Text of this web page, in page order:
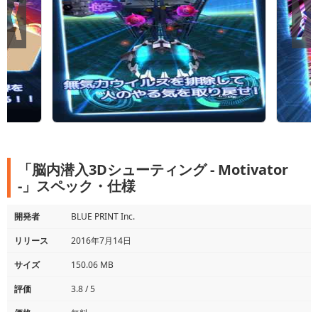
「脳内潜入3Dシューティング - Motivator
-」スペック・仕様
開発者
BLUE PRINT Inc.
リリース
2016年7月14日
サイズ
150.06 MB
評価
3.8 / 5